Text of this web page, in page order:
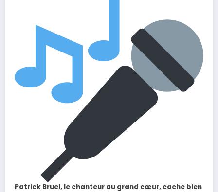
Patrick Bruel, le chanteur au grand cœur, cache bien